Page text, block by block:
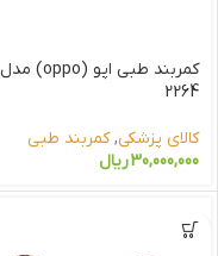
کمربند طبی اپو (oppo) مدل
2264
کالای پزشکی,کمربند طبی
30,000,000ریال